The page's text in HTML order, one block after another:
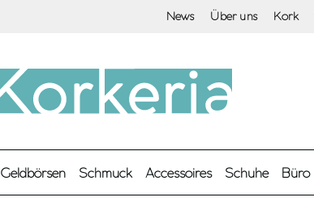
News Über uns Kork
Geldbörsen Schmuck Accessoires Schuhe Büro